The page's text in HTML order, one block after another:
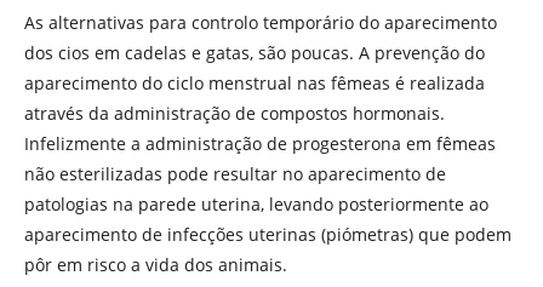
As alternativas para controlo temporário do aparecimento
dos cios em cadelas e gatas, são poucas. A prevenção do
aparecimento do ciclo menstrual nas fêmeas é realizada
através da administração de compostos hormonais.
Infelizmente a administração de progesterona em fêmeas
não esterilizadas pode resultar no aparecimento de
patologias na parede uterina, levando posteriormente ao
aparecimento de infecções uterinas (piómetras) que podem
pôr em risco a vida dos animais.